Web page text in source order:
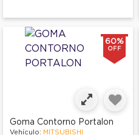
60%
OFF
Goma Contorno Portalon
Vehículo: MITSUBISHI